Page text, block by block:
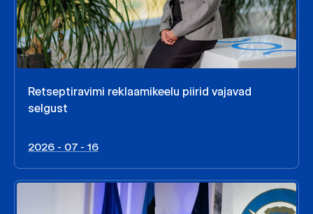
Retseptiravimi reklaamikeelu piirid vajavad
selgust
2026 - 07 - 16